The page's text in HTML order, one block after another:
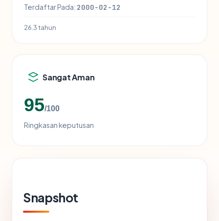
Terdaftar Pada: 2000-02-12
26.3 tahun
Sangat Aman
95/100
Ringkasan keputusan
Snapshot